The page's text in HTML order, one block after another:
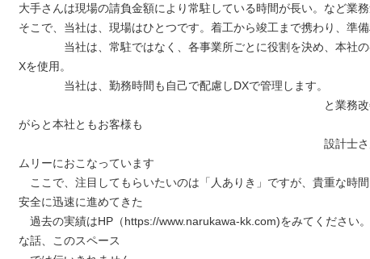
大手さんは現場の請負金額により常駐している時間が長い。など業務
そこで、当社は、現場はひとつです。着工から竣工まで携わり、準備
当社は、常駐ではなく、各事業所ごとに役割を決め、本社の
Xを使用。
当社は、勤務時間も自己で配慮しDXで管理します。
と業務改善をDXツール
がらと本社ともお客様も
設計士さんとも繋がり
ムリーにおこなっています
ここで、注目してもらいたいのは「人ありき」ですが、貴重な時
安全に迅速に進めてきた
過去の実績はHP（https://www.narukawa-kk.com)をみてください
な話、このスペース